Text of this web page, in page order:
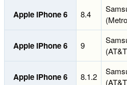
Apple iPhone 6 8.4
Apple iPhone 6 9
Apple iPhone 6 8.1.2